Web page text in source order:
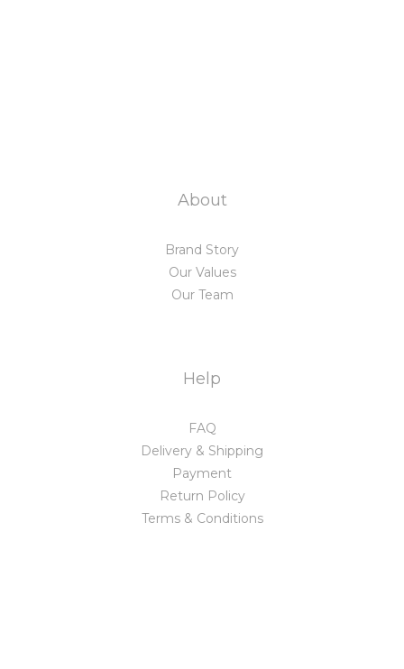
About
Brand Story
Our Values
Our Team
Help
FAQ
Delivery & Shipping
Payment
Return Policy
Terms & Conditions